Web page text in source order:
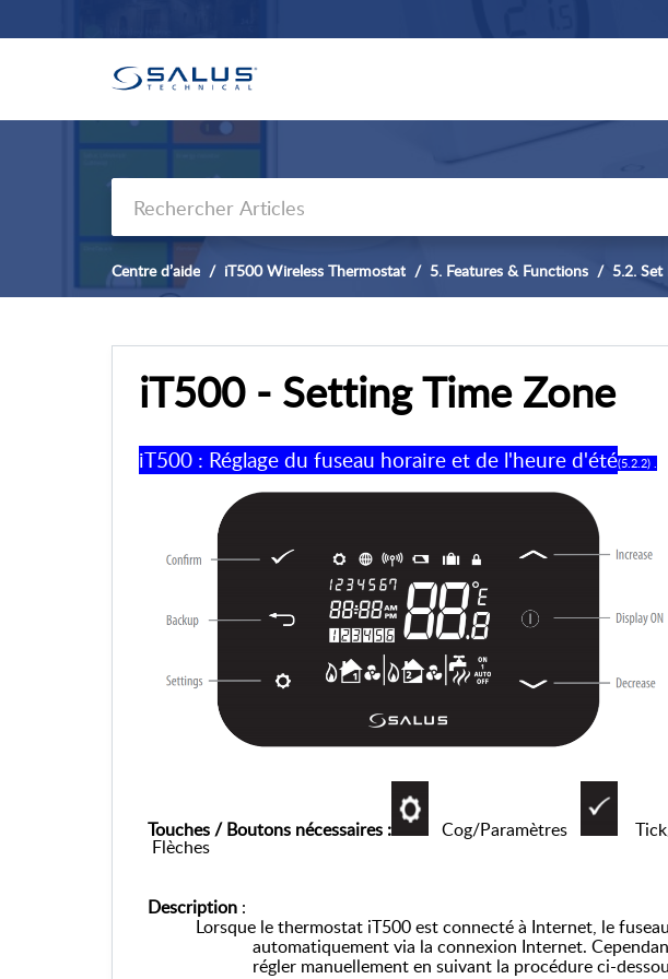
Centre d’aide iT500 Wireless Thermostat 5. Features & Functions 5.2.
iT500 - Setting Time Zone
iT500 : Réglage du fuseau horaire et de l'heure d'été(5.2.2) .
Touches / Boutons nécessaires : Cog/Paramètres
Flèches
Description :
Lorsque le thermostat iT500 est connecté à Internet, le fuseau
automatiquement via la connexion Internet.
régler manuellement en suivant la procédure ci-